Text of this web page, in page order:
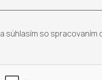
súhlasím so spracovaním